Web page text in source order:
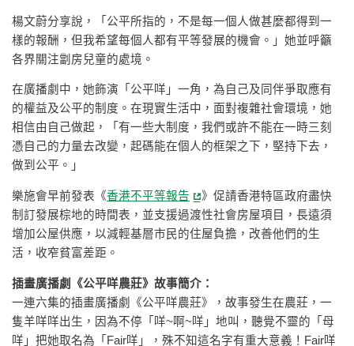
楊文蔚分享說，「公平所指的，不是每一個人做甚麼都得到一
樣的報酬，但我希望每個人都有平等發展的機會。」她並呼籲
各界關注劏房兒童的處境。
在廣播劇中，她飾演「公平咩」一角，為自己及同伴爭取應有
的權益及公平的制度。在現實生活中，面對複雜社會環境，她
相信由自己做起，「有一些大制度，我們或許不能在一時三刻
憑自己的力量去改變，起碼能在個人的框架之下，堅持下去，
做到公平。」
樂施會早前發表《香港不平等報告
》促請香港特區政府盡快
制訂發展棕地的時間表，並支援過渡性社會房屋項目，長遠須
增加公屋供應，以減輕基層市民的住屋負擔，改善他們的生
活，收窄貧富差距。
插畫廣播劇《公平咩農莊》故事簡介：
一連六集的插畫廣播劇《公平咩農莊》，故事發生在農莊，一
隻羊咩咩出生，因為不停「咩~啊~咩」地叫，聽覺不靈的「母
咩」把她取名為「Fair咩」，殊不知這名字有重大意義！Fair咩